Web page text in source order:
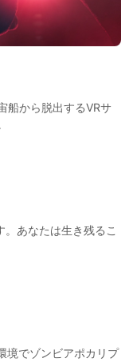
船から脱出するVRサ
あなたは生き残るこ
境でゾンビアポカリプ